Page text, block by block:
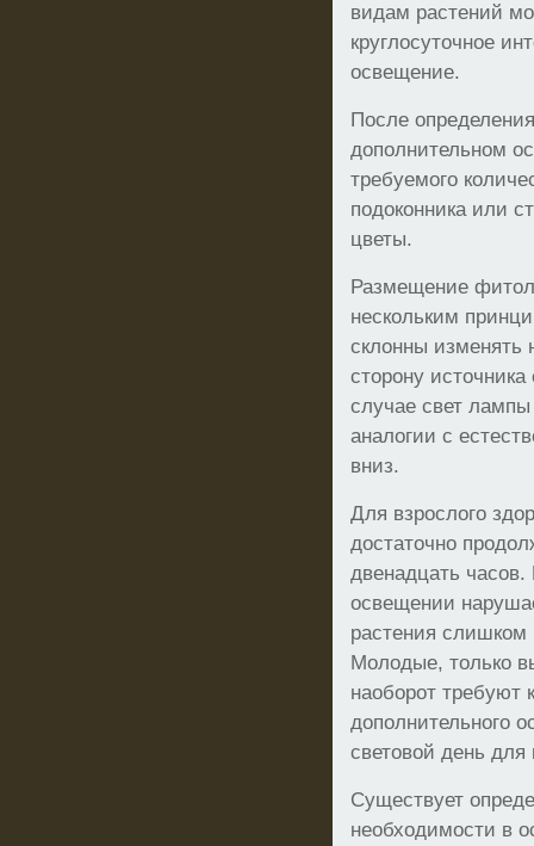
видам растений
круглосуточное
освещение.
После
дополнительном
требуемого
подоконника или
цветы.
Размещение
нескольким
склонны изменять
сторону
случае свет
аналогии с
вниз.
Для взрослого
достаточно
двенадцать
освещении
растения слишком
Молодые, только
наоборот требуют
дополнительного
световой день для
Существует
необходимости в